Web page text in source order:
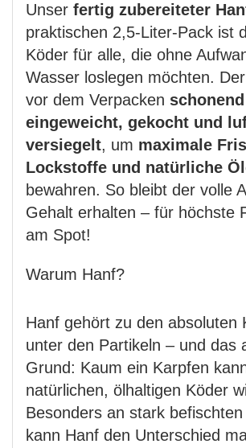
Unser fertig zubereiteter
praktischen 2,5-Liter-Pack ist
Köder für alle, die ohne
Wasser loslegen möchten.
vor dem Verpacken schonend
eingeweicht, gekocht und
versiegelt, um maximale
Lockstoffe und natürliche
bewahren. So bleibt der volle
Gehalt erhalten – für höchste
am Spot!
Warum Hanf?
Hanf gehört zu den absoluten
unter den Partikeln – und das
Grund: Kaum ein Karpfen
natürlichen, ölhaltigen Köder
Besonders an stark
kann Hanf den Unterschied